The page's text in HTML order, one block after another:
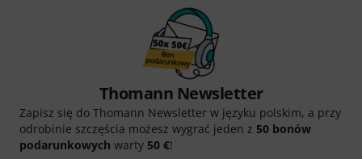
Thomann Newsletter
Zapisz się do Thomann Newsletter w języku polskim, a przy
odrobinie szczęścia możesz wygrać jeden z 50 bonów
podarunkowych warty 50 €!